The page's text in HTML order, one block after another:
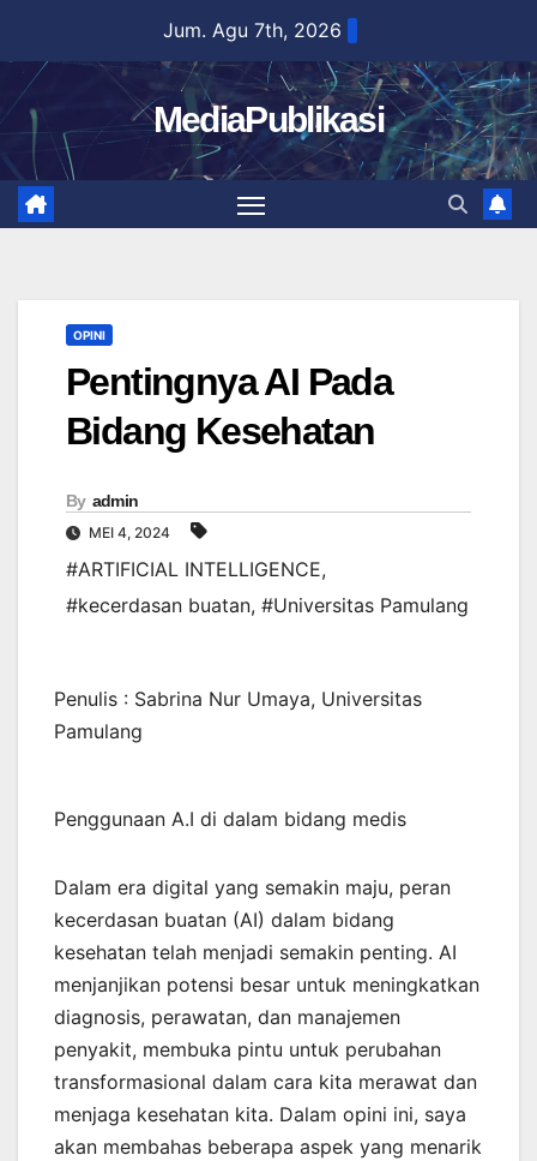
content
Jum. Agu 7th, 2026
MediaPublikasi
OPINI
Pentingnya AI Pada
Bidang Kesehatan
By admin
MEI 4, 2024
#ARTIFICIAL INTELLIGENCE,
#kecerdasan buatan, #Universitas Pamulang
Penulis : Sabrina Nur Umaya, Universitas
Pamulang
Penggunaan A.I di dalam bidang medis
Dalam era digital yang semakin maju, peran
kecerdasan buatan (AI) dalam bidang
kesehatan telah menjadi semakin penting. AI
menjanjikan potensi besar untuk meningkatkan
diagnosis, perawatan, dan manajemen
penyakit, membuka pintu untuk perubahan
transformasional dalam cara kita merawat dan
menjaga kesehatan kita. Dalam opini ini, saya
akan membahas beberapa aspek yang menarik